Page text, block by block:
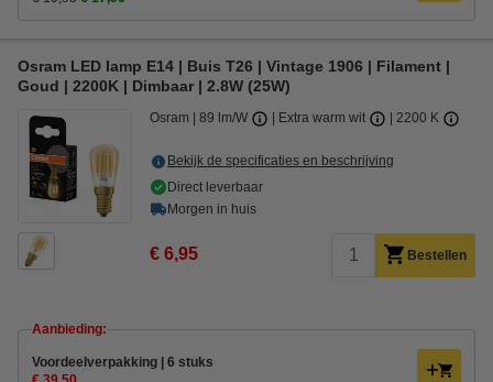
Osram LED lamp E14 | Buis T26 | Vintage 1906 | Filament |
Goud | 2200K | Dimbaar | 2.8W (25W)
Osram 89 lm/W Extra warm wit 2200 K
Bekijk de specificaties en beschrijving
Direct leverbaar
Morgen in huis
€ 6,95 Bestellen
Aanbieding:
Voordeelverpakking | 6 stuks